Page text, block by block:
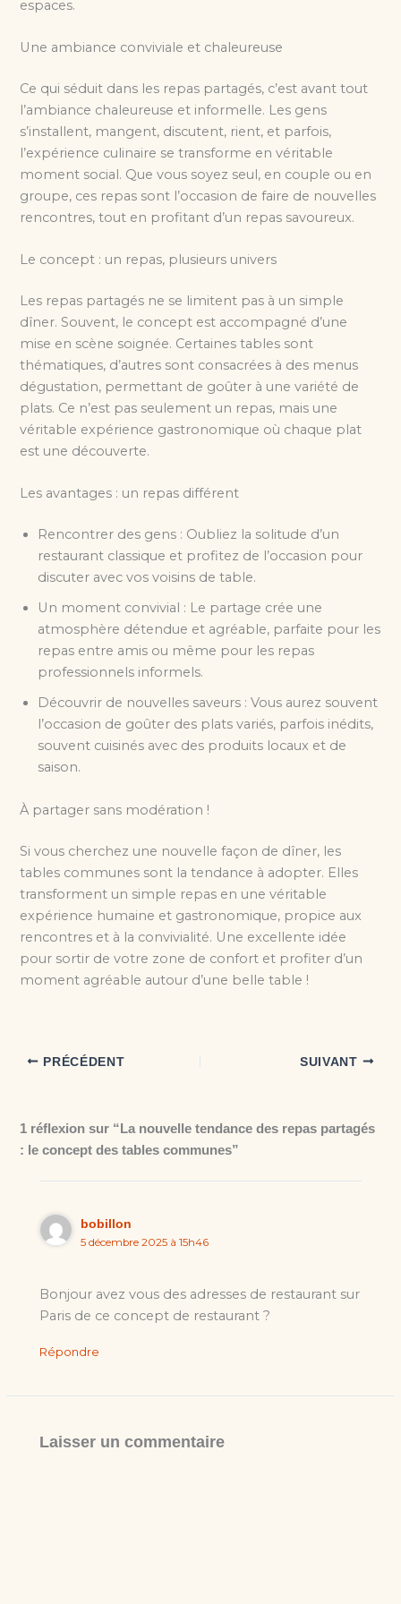
espaces.
Une ambiance conviviale et chaleureuse
Ce qui séduit dans les repas partagés, c’est avant tout
l’ambiance chaleureuse et informelle. Les gens
s’installent, mangent, discutent, rient, et parfois,
l’expérience culinaire se transforme en véritable
moment social. Que vous soyez seul, en couple ou en
groupe, ces repas sont l’occasion de faire de nouvelles
rencontres, tout en profitant d’un repas savoureux.
Le concept : un repas, plusieurs univers
Les repas partagés ne se limitent pas à un simple
dîner. Souvent, le concept est accompagné d’une
mise en scène soignée. Certaines tables sont
thématiques, d’autres sont consacrées à des menus
dégustation, permettant de goûter à une variété de
plats. Ce n’est pas seulement un repas, mais une
véritable expérience gastronomique où chaque plat
est une découverte.
Les avantages : un repas différent
Rencontrer des gens : Oubliez la solitude d’un
restaurant classique et profitez de l’occasion pour
discuter avec vos voisins de table.
Un moment convivial : Le partage crée une
atmosphère détendue et agréable, parfaite pour les
repas entre amis ou même pour les repas
professionnels informels.
Découvrir de nouvelles saveurs : Vous aurez souvent
l’occasion de goûter des plats variés, parfois inédits,
souvent cuisinés avec des produits locaux et de
saison.
À partager sans modération !
Si vous cherchez une nouvelle façon de dîner, les
tables communes sont la tendance à adopter. Elles
transforment un simple repas en une véritable
expérience humaine et gastronomique, propice aux
rencontres et à la convivialité. Une excellente idée
pour sortir de votre zone de confort et profiter d’un
moment agréable autour d’une belle table !
PRÉCÉDENT SUIVANT
1 réflexion sur “La nouvelle tendance des repas partagés
: le concept des tables communes”
bobillon
5 décembre 2025 à 15h46
Bonjour avez vous des adresses de restaurant sur
Paris de ce concept de restaurant ?
Répondre
Laisser un commentaire